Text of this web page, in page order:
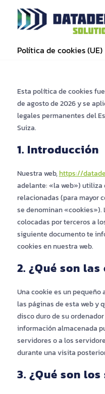
Política de cookies (UE)
Esta política de cookies
de agosto de 2026 y se
legales permanentes del
Suiza.
1. Introducción
Nuestra web,https://
adelante: «la web»)
relacionadas (para mayor
se denominan «cookies»).
colocadas por terceros a
siguiente documento te
cookies en nuestra web.
2. ¿Qué son
Una cookie es un
las páginas de esta web y
disco duro de su
información almacenada
servidores o a los
durante una visita
3. ¿Qué son